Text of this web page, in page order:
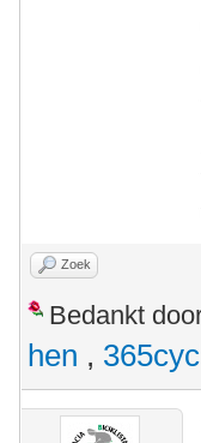
Zoek
Bedankt
hen ,